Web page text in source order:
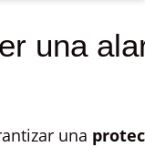
una
una